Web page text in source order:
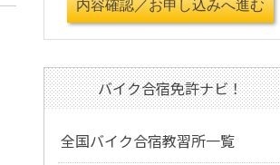
バイク合宿免許ナビ！
全国バイク合宿教習所一覧